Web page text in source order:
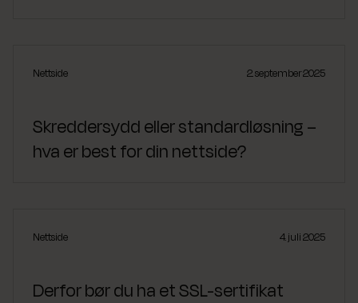
Nettside 2. september 2025
Skreddersydd eller standardløsning –
hva er best for din nettside?
Nettside 4. juli 2025
Derfor bør du ha et SSL-sertifikat